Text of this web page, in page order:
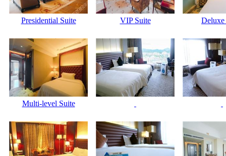
Presidential Suite VIP Suite
Multi-level Suite